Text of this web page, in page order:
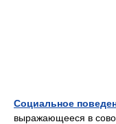
Социальное
выражающееся в